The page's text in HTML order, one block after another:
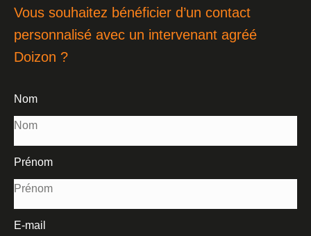
Vous souhaitez bénéficier d’un contact
personnalisé avec un intervenant agréé
Doizon ?
Nom
Prénom
E-mail